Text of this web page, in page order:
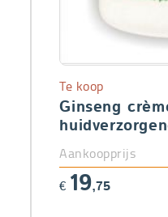
Ginseng
Te koop
Aankoopprijs
€ 19,75